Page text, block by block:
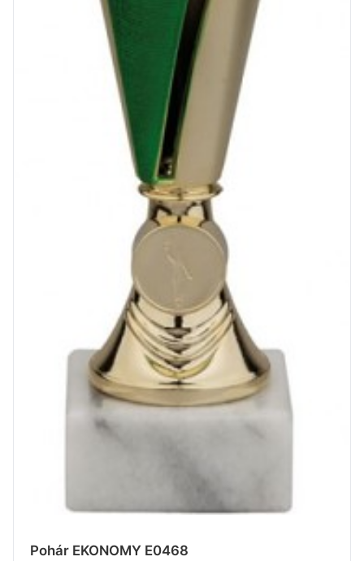
Pohár EKONOMY E0468